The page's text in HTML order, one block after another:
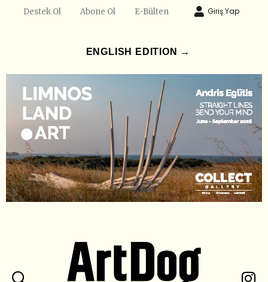
Destek Ol Abone Ol E-Bülten Giriş Yap
ENGLISH EDITION →